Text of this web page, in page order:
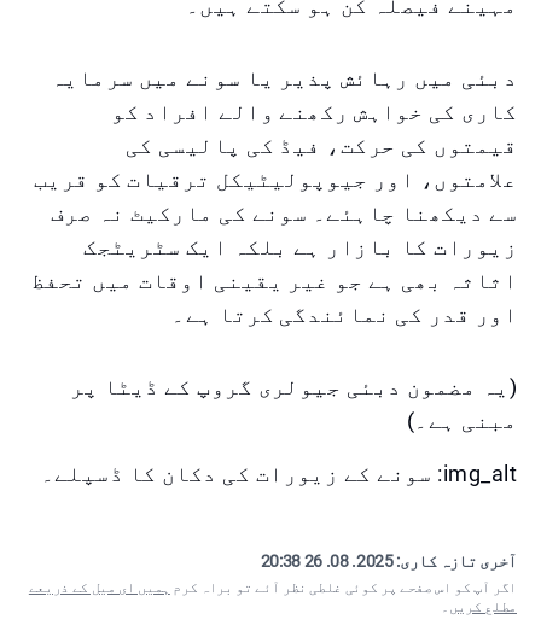
مہینے فیصلہ کن ہو سکتے ہیں۔
دبئی میں رہائش پذیر یا سونے میں سرمایہ
کاری کی خواہش رکھنے والے افراد کو
قیمتوں کی حرکت، فیڈ کی پالیسی کی
علامتوں، اور جیوپولیٹیکل ترقیات کو قریب
سے دیکھنا چاہئے۔ سونے کی مارکیٹ نہ صرف
زیورات کا بازار ہے بلکہ ایک سٹریٹجک
اثاثہ بھی ہے جو غیر یقینی اوقات میں تحفظ
اور قدر کی نمائندگی کرتا ہے۔
(یہ مضمون دبئی جیولری گروپ کے ڈیٹا پر
مبنی ہے۔)
img_alt: سونے کے زیورات کی دکان کا ڈسپلے۔
آخری تازہ کاری:2025. 08. 26 20:38
اگر آپ کو اس صفحے پر کوئی غلطی نظر آئے تو براہ کرم ہمیں ای میل کے ذریعے
مطلع کریں ۔